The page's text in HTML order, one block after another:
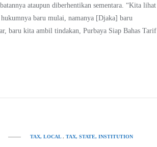
ataupun diberhentikan sementara. “Kita lihat
baru mulai, namanya [Djaka] baru
baru kita ambil tindakan, Purbaya Siap Bahas Tarif
TAX, LOCAL, TAX, STATE, INSTITUTION